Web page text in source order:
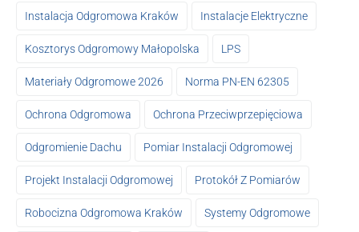
Instalacja Odgromowa Kraków Instalacje Elektryczne
Kosztorys Odgromowy Małopolska LPS
Materiały Odgromowe 2026 Norma PN-EN 62305
Ochrona Odgromowa Ochrona Przeciwprzepięciowa
Odgromienie Dachu Pomiar Instalacji Odgromowej
Projekt Instalacji Odgromowej Protokół Z Pomiarów
Robocizna Odgromowa Kraków Systemy Odgromowe